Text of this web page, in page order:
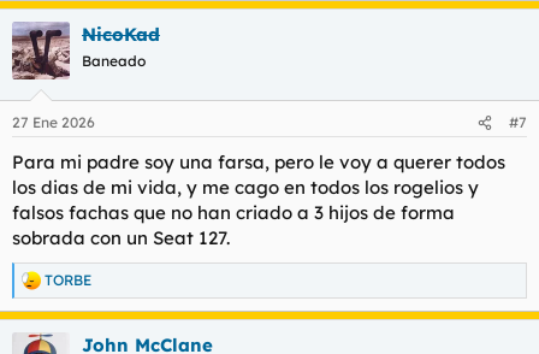
a
c
c
i
e
:
NicoKad
Baneado
27 Ene 2026 #7
Para mi padre soy una farsa, pero le voy a querer todos
los dias de mi vida, y me cago en todos los rogelios y
falsos fachas que no han criado a 3 hijos de forma
sobrada con un Seat 127.
R
e
a
c
TORBE
John McClane